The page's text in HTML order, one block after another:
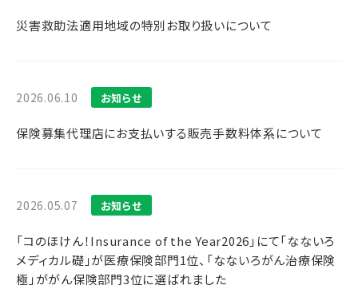
災害救助法適用地域の特別お取り扱いについて
2026.06.10 お知らせ
保険募集代理店にお支払いする販売手数料体系について
2026.05.07 お知らせ
「コのほけん！Insurance of the Year2026」にて「なないろ
メディカル礎」が医療保険部門1位、「なないろがん治療保険
極」ががん保険部門3位に選ばれました